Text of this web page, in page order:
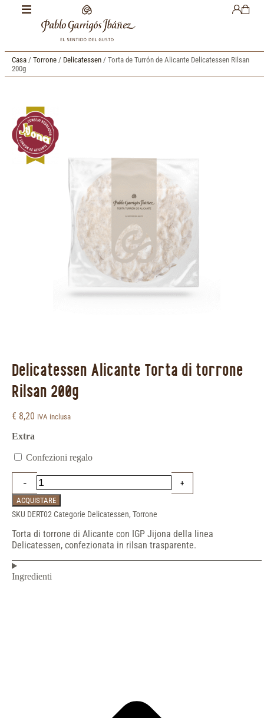
Casa / Torrone / Delicatessen / Torta de Turrón de Alicante Delicatessen Rilsan
200g
Delicatessen Alicante Torta di torrone
Rilsan 200g
€ 8,20 IVA inclusa
Extra
Confezioni regalo
ACQUISTARE
SKU DERT02 Categorie Delicatessen, Torrone
Torta di torrone di Alicante con IGP Jijona della linea
Delicatessen, confezionata in rilsan trasparente.
Ingredienti